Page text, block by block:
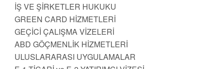
İŞ VE ŞİRKETLER HUKUKU
GREEN CARD HİZMETLERİ
GEÇİCİ ÇALIŞMA VİZELERİ
ABD GÖÇMENLİK HİZMETLERİ
ULUSLARARASI UYGULAMALAR